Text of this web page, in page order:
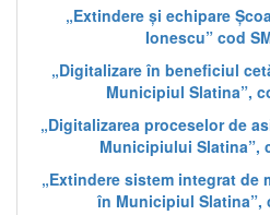
„Extindere și echipare
Ionescu” cod
„Digitalizare în beneficiul
Municipiul Slatina”,
„Digitalizarea proceselor de
Municipiului Slatina”,
„Extindere sistem integrat de
în Municipiul Slatina”,